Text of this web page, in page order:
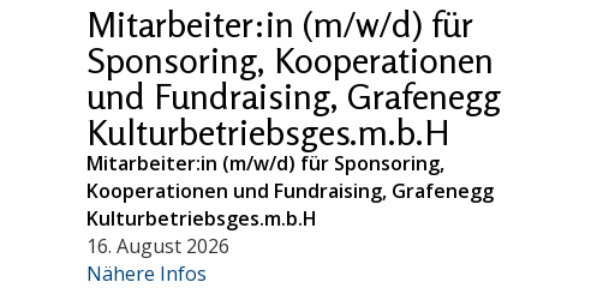
Mitarbeiter:in (m/w/d) für
Sponsoring, Kooperationen
und Fundraising, Grafenegg
Kulturbetriebsges.m.b.H
Mitarbeiter:in (m/w/d) für Sponsoring,
Kooperationen und Fundraising, Grafenegg
Kulturbetriebsges.m.b.H
16. August 2026
Nähere Infos